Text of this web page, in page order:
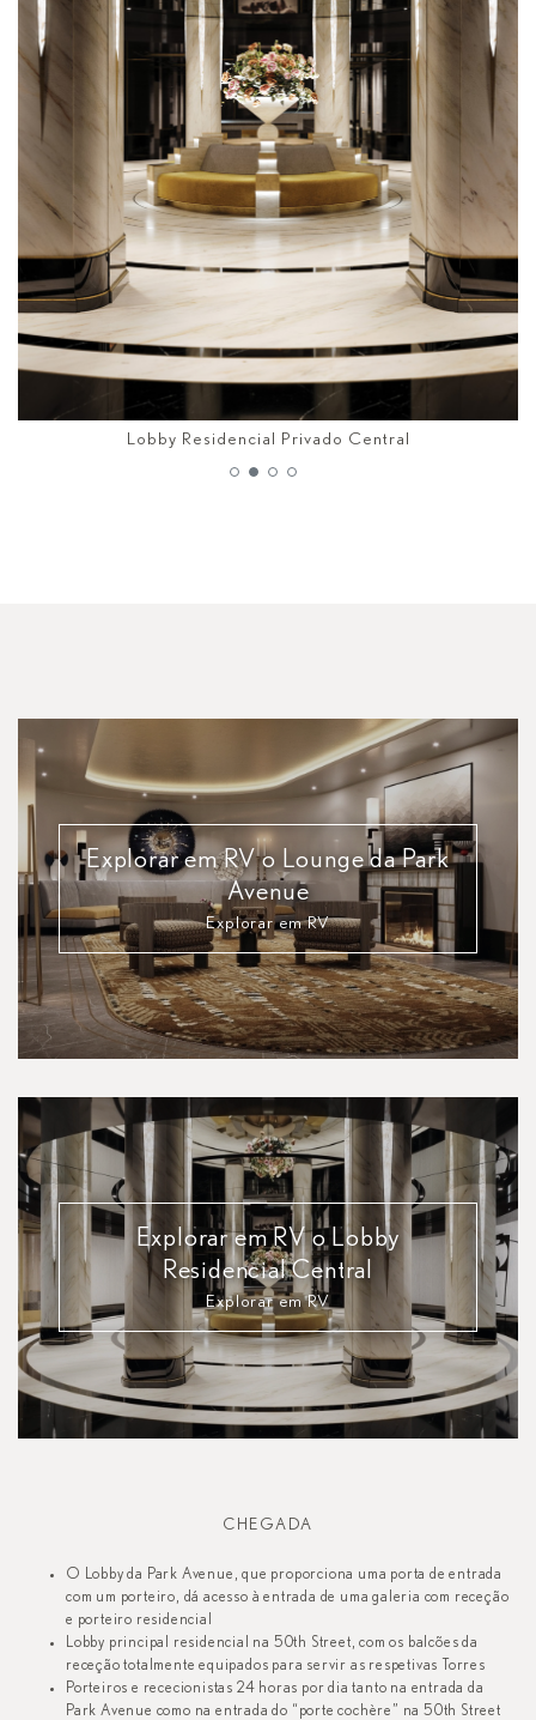
Lounge da Park Avenue
Explorar em RV o Lounge da Park
Avenue
Explorar em RV
Explorar em RV o Lobby
Residencial Central
Explorar em RV
CHEGADA
O Lobby da Park Avenue, que proporciona uma porta de entrada
com um porteiro, dá acesso à entrada de uma galeria com receção
e porteiro residencial
Lobby principal residencial na 50th Street, com os balcões da
receção totalmente equipados para servir as respetivas Torres
Porteiros e rececionistas 24 horas por dia tanto na entrada da
Park Avenue como na entrada do “porte cochère” na 50th Street